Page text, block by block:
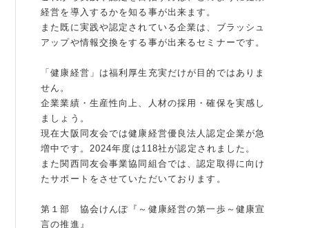
同好会活動
その他の活動
産官学連携
障がい者雇用
キャリア教育
経営を導入するかを知る事が出来ます。
また既に実践や認定されている企業は、ブラッシュ
アップや情報交換をする事が出来るセミナーです。
「健康経営」は福利厚生充実だけが目的ではありま
せん。
企業業績・生産性向上、人材の採用・確保を実感し
ましょう。
現在大阪同友会では健康経営優良法人認定企業が急
増中です。2024年度は118社が認定されました。
また関西同友会事業協同組合では、認定取得に向け
たサポートをさせていただいております。
第１部 協会けんぽ『～健康経営の第一歩～健康宣
言の推進』